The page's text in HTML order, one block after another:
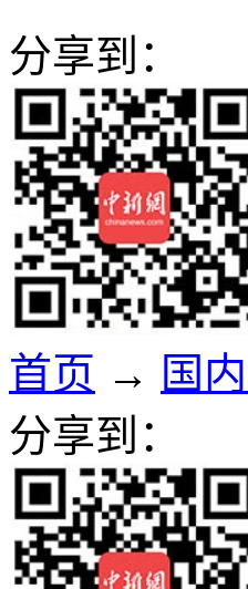
分享到：
首页 → 国
分享到：